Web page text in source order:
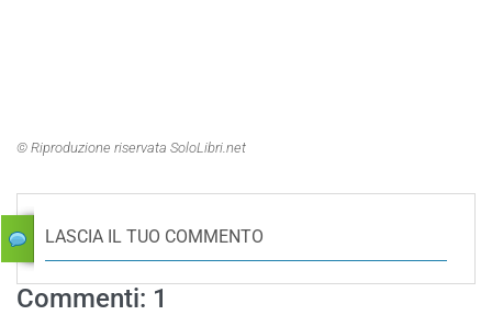
© Riproduzione riservata SoloLibri.net
LASCIA IL TUO COMMENTO
Commenti: 1